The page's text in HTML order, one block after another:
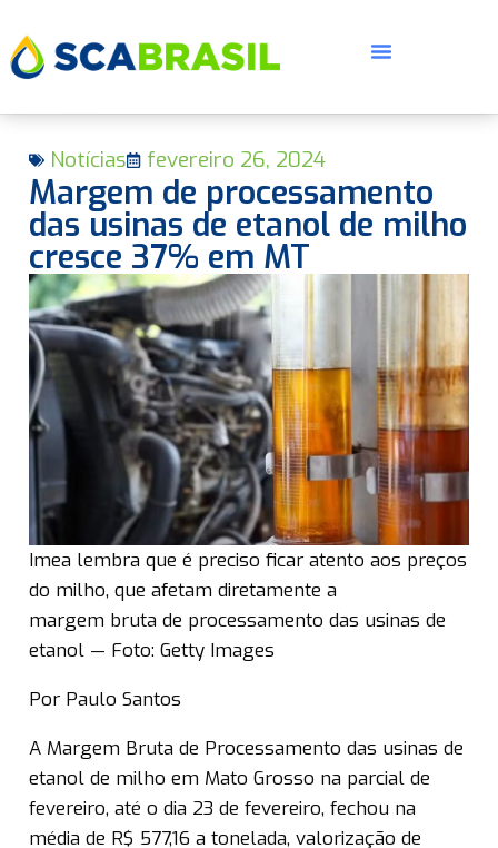
Notícias fevereiro 26, 2024
Margem de processamento
das usinas de etanol de milho
cresce 37% em MT
Imea lembra que é preciso ficar atento aos preços
do milho, que afetam diretamente a
margem bruta de processamento das usinas de
etanol — Foto: Getty Images
Por Paulo Santos
A Margem Bruta de Processamento das usinas de
etanol de milho em Mato Grosso na parcial de
fevereiro, até o dia 23 de fevereiro, fechou na
média de R$ 577,16 a tonelada, valorização de